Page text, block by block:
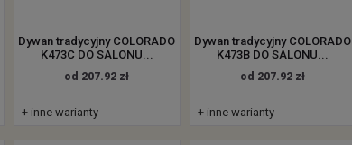
Dywan tradycyjny COLORADO
K473C DO SALONU...
od 207.92 zł
+ inne warianty
Dywan tradycyjny COLORADO
K473B DO SALONU...
od 207.92 zł
+ inne warianty